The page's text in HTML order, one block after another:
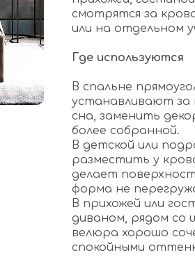
смотрятся за
или на отдельном
Где используются
В спальне
устанавливают
сна, заменить
более собранной.
В детской или
разместить у
делает
форма не
В прихожей или
диваном, рядом со
велюра хорошо
спокойными